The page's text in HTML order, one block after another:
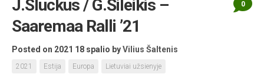
J.Sluckus / G.Šileikis –
Saaremaa Ralli ’21
Posted on 2021 18 spalio byVilius Šaltenis
2021 Estija Europa Lietuviai užsienyje
0